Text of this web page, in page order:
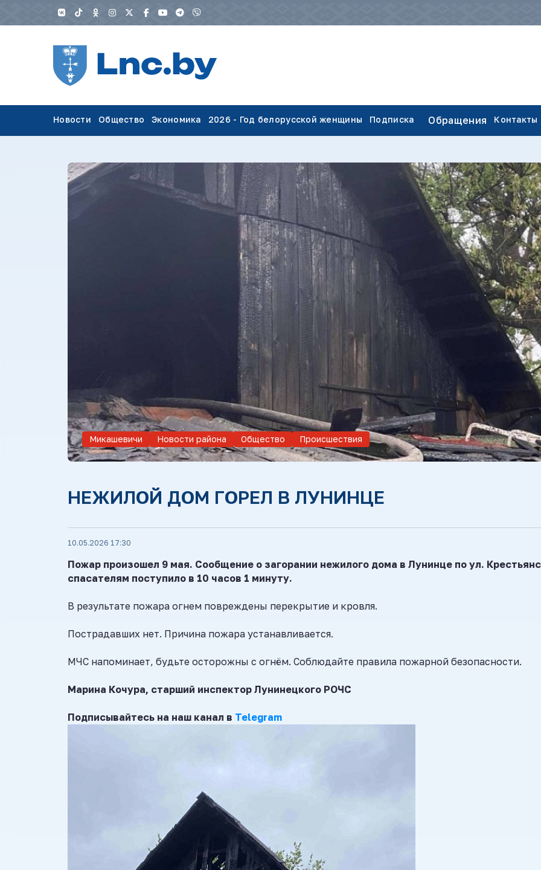
Новости Общество Экономика 2026 - Год белорусской женщины Подписка Обращения Контакты
Микашевичи Новости района Общество Происшествия
НЕЖИЛОЙ ДОМ ГОРЕЛ В ЛУНИНЦЕ
10.05.2026 17:30
Пожар произошел 9 мая. Сообщение о загорании нежилого дома в Лунинце по ул.
спасателям поступило в 10 часов 1 минуту.
В результате пожара огнем повреждены перекрытие и кровля.
Пострадавших нет. Причина пожара устанавливается.
МЧС напоминает, будьте осторожны с огнём. Соблюдайте правила пожарной безопасности.
Марина Кочура, старший инспектор Лунинецкого РОЧС
Подписывайтесь на наш канал в Telegram